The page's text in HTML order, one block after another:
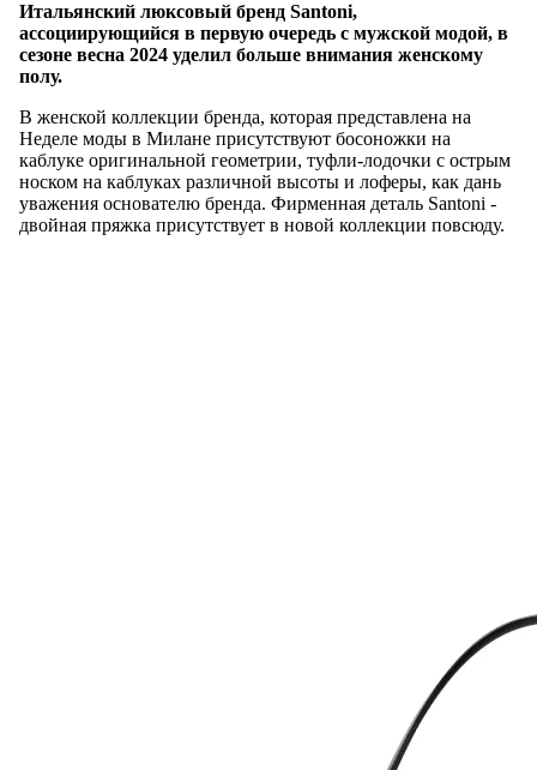
Итальянский люксовый бренд Santoni,
ассоциирующийся в первую очередь с мужской модой, в
сезоне весна 2024 уделил больше внимания женскому
полу.
В женской коллекции бренда, которая представлена на
Неделе моды в Милане присутствуют босоножки на
каблуке оригинальной геометрии, туфли-лодочки с острым
носком на каблуках различной высоты и лоферы, как дань
уважения основателю бренда. Фирменная деталь Santoni -
двойная пряжка присутствует в новой коллекции повсюду.